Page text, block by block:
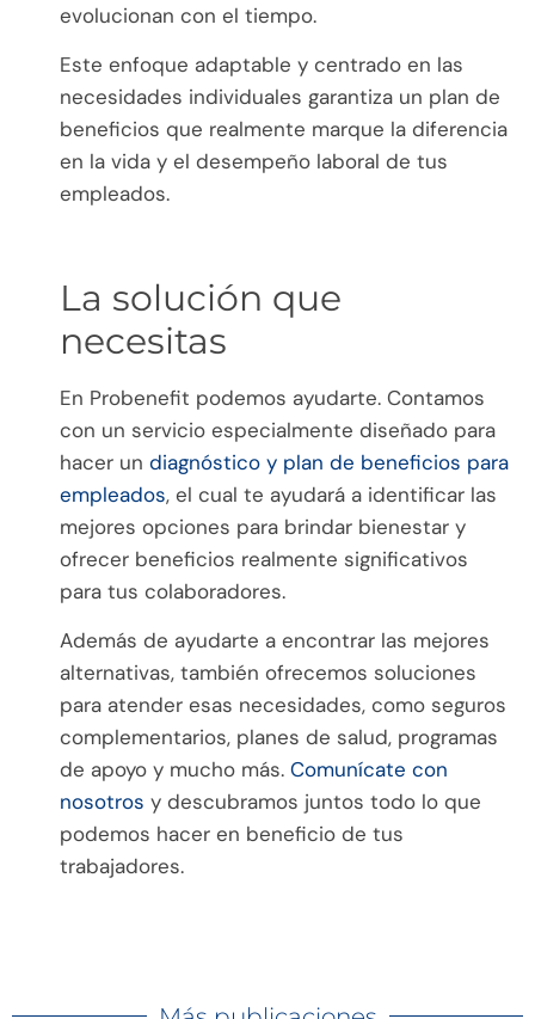
evolucionan con el tiempo.
Este enfoque adaptable y centrado en las
necesidades individuales garantiza un plan de
beneficios que realmente marque la diferencia
en la vida y el desempeño laboral de tus
empleados.
La solución que
necesitas
En Probenefit podemos ayudarte. Contamos
con un servicio especialmente diseñado para
hacer un diagnóstico y plan de beneficios para
empleados, el cual te ayudará a identificar las
mejores opciones para brindar bienestar y
ofrecer beneficios realmente significativos
para tus colaboradores.
Además de ayudarte a encontrar las mejores
alternativas, también ofrecemos soluciones
para atender esas necesidades, como seguros
complementarios, planes de salud, programas
de apoyo y mucho más. Comunícate con
nosotros y descubramos juntos todo lo que
podemos hacer en beneficio de tus
trabajadores.